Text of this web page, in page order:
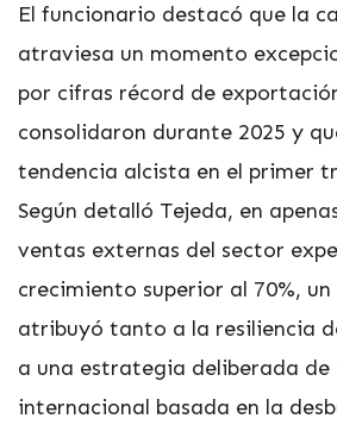
El funcionario destacó que la
atraviesa un momento
por cifras récord de
consolidaron durante 2025 y
tendencia alcista en el primer
Según detalló Tejeda, en
ventas externas del sector
crecimiento superior al 70%,
atribuyó tanto a la resiliencia
a una estrategia deliberada de
internacional basada en la